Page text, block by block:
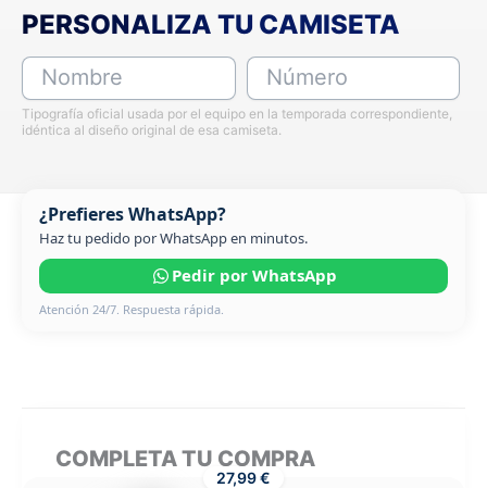
PERSONALIZA TU CAMISETA
Nombre Número
Tipografía oficial usada por el equipo en la temporada correspondiente,
idéntica al diseño original de esa camiseta.
¿Prefieres WhatsApp?
Haz tu pedido por WhatsApp en minutos.
Pedir por WhatsApp
Atención 24/7. Respuesta rápida.
COMPLETA TU COMPRA
27,99 €